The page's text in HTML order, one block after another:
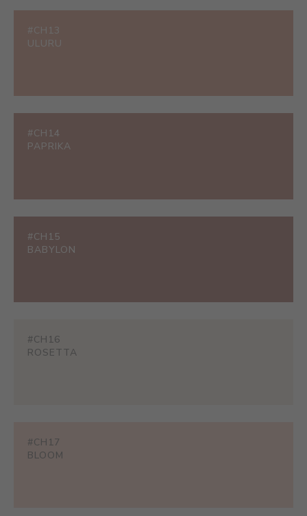
#CH13
ULURU
#CH14
PAPRIKA
#CH15
BABYLON
#CH16
ROSETTA
#CH17
BLOOM